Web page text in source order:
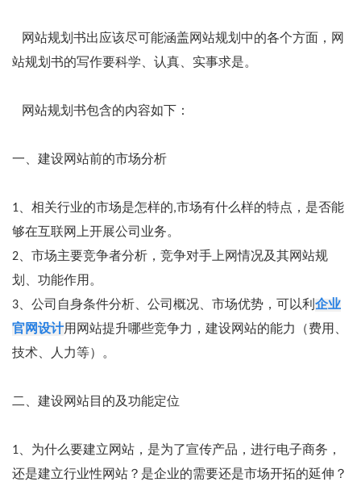
网站规划书出应该尽可能涵盖网站规划中的各个方面，网
站规划书的写作要科学、认真、实事求是。
网站规划书包含的内容如下：
一、建设网站前的市场分析
1、相关行业的市场是怎样的,市场有什么样的特点，是否能
够在互联网上开展公司业务。
2、市场主要竞争者分析，竞争对手上网情况及其网站规
划、功能作用。
3、公司自身条件分析、公司概况、市场优势，可以利 企业
官网设计用网站提升哪些竞争力，建设网站的能力（费用、
技术、人力等）。
二、建设网站目的及功能定位
1、为什么要建立网站，是为了宣传产品，进行电子商务，
还是建立行业性网站？是企业的需要还是市场开拓的延伸？